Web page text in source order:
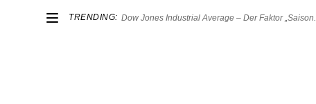
TRENDING: Dow Jones Industrial Average – Der Faktor „Saison...